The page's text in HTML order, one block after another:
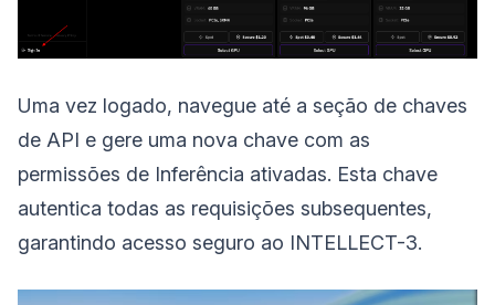
Uma vez logado, navegue até a seção de chaves
de API e gere uma nova chave com as
permissões de Inferência ativadas. Esta chave
autentica todas as requisições subsequentes,
garantindo acesso seguro ao INTELLECT-3.